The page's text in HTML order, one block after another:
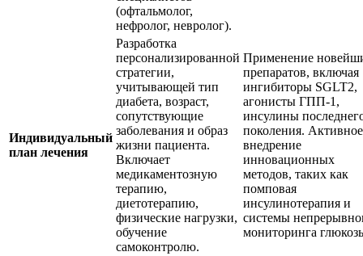
(офтальмолог,
нефролог, невролог).
Индивидуальный
план лечения
Разработка
персонализированной
стратегии,
учитывающей тип
диабета, возраст,
сопутствующие
заболевания и образ
жизни пациента.
Включает
медикаментозную
терапию,
диетотерапию,
физические нагрузки,
обучение
самоконтролю.
Применение
препаратов, включая
ингибиторы SGLT2,
агонисты ГПП-1,
инсулины
поколения. Активное
внедрение
инновационных
методов, таких как
помповая
инсулинотерапия и
системы
мониторинга